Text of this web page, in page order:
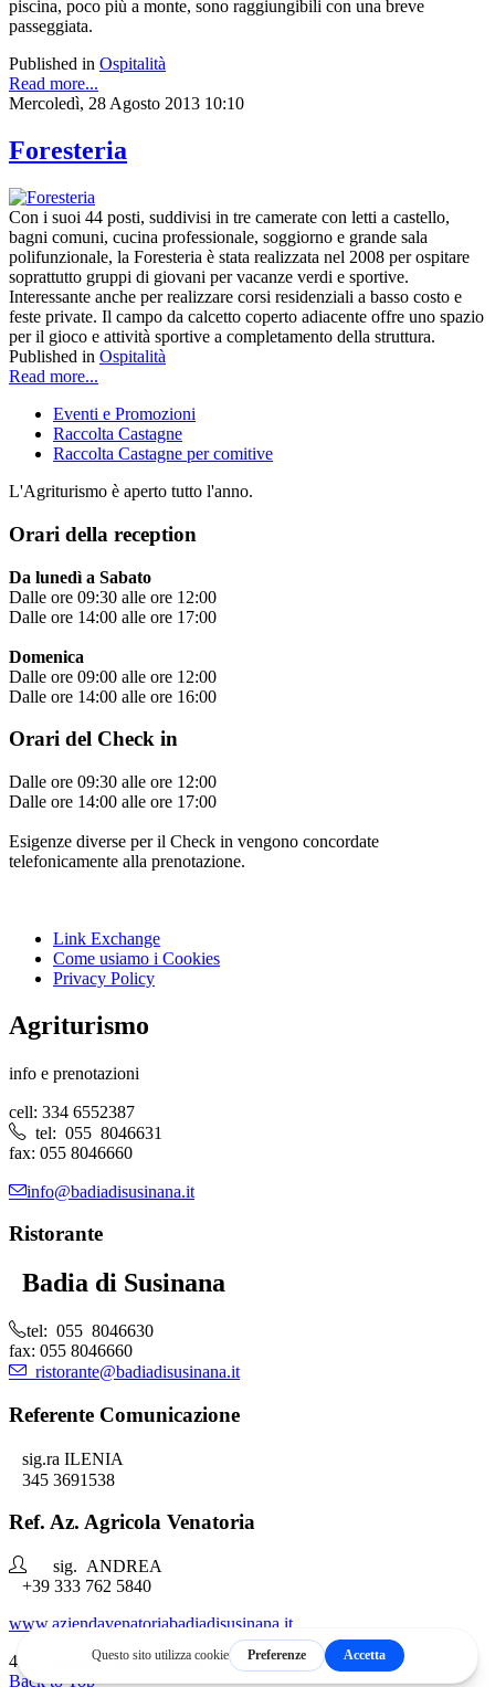
piscina, poco più a monte, sono raggiungibili con una breve
passeggiata.
Published in Ospitalità
Read more...
Mercoledì, 28 Agosto 2013 10:10
Foresteria
Con i suoi 44 posti, suddivisi in tre camerate con letti a castello,
bagni comuni, cucina professionale, soggiorno e grande sala
polifunzionale, la Foresteria è stata realizzata nel 2008 per ospitare
soprattutto gruppi di giovani per vacanze verdi e sportive.
Interessante anche per realizzare corsi residenziali a basso costo e
feste private. Il campo da calcetto coperto adiacente offre uno spazio
per il gioco e attività sportive a completamento della struttura.
Published in Ospitalità
Read more...
Eventi e Promozioni
Raccolta Castagne
Raccolta Castagne per comitive
L'Agriturismo è aperto tutto l'anno.
Orari della reception
Da lunedì a Sabato
Dalle ore 09:30 alle ore 12:00
Dalle ore 14:00 alle ore 17:00
Domenica
Dalle ore 09:00 alle ore 12:00
Dalle ore 14:00 alle ore 16:00
Orari del Check in
Dalle ore 09:30 alle ore 12:00
Dalle ore 14:00 alle ore 17:00
Esigenze diverse per il Check in vengono concordate
telefonicamente alla prenotazione.
Link Exchange
Come usiamo i Cookies
Privacy Policy
Agriturismo
info e prenotazioni
cell: 334 6552387
tel: 055 8046631
fax: 055 8046660
info@badiadisusinana.it
Ristorante
Badia di Susinana
tel: 055 8046630
fax: 055 8046660
ristorante@badiadisusinana.it
Referente Comunicazione
sig.ra ILENIA
345 3691538
Ref. Az. Agricola Venatoria
sig. ANDREA
+39 333 762 5840
www.aziendavenatoriabadiadisusinana.it
4B
Comunicazione Digitale
Back to Top